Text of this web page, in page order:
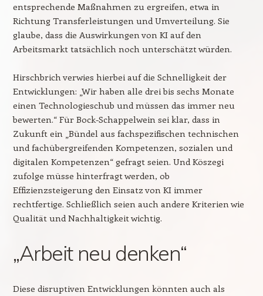
entsprechende Maßnahmen zu ergreifen, etwa in
Richtung Transferleistungen und Umverteilung. Sie
glaube, dass die Auswirkungen von KI auf den
Arbeitsmarkt tatsächlich noch unterschätzt würden.
Hirschbrich verwies hierbei auf die Schnelligkeit der
Entwicklungen: „Wir haben alle drei bis sechs Monate
einen Technologieschub und müssen das immer neu
bewerten.“ Für Bock-Schappelwein sei klar, dass in
Zukunft ein „Bündel aus fachspezifischen technischen
und fachübergreifenden Kompetenzen, sozialen und
digitalen Kompetenzen“ gefragt seien. Und Köszegi
zufolge müsse hinterfragt werden, ob
Effizienzsteigerung den Einsatz von KI immer
rechtfertige. Schließlich seien auch andere Kriterien wie
Qualität und Nachhaltigkeit wichtig.
„Arbeit neu denken“
Diese disruptiven Entwicklungen könnten auch als